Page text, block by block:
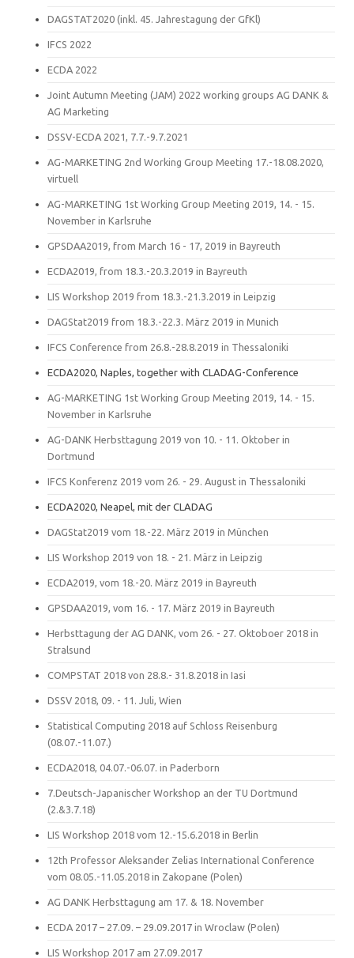
DAGSTAT2020 (inkl. 45. Jahrestagung der GfKl)
IFCS 2022
ECDA 2022
Joint Autumn Meeting (JAM) 2022 working groups AG DANK &
AG Marketing
DSSV-ECDA 2021, 7.7.-9.7.2021
AG-MARKETING 2nd Working Group Meeting 17.-18.08.2020,
virtuell
AG-MARKETING 1st Working Group Meeting 2019, 14. - 15.
November in Karlsruhe
GPSDAA2019, from March 16 - 17, 2019 in Bayreuth
ECDA2019, from 18.3.-20.3.2019 in Bayreuth
LIS Workshop 2019 from 18.3.-21.3.2019 in Leipzig
DAGStat2019 from 18.3.-22.3. März 2019 in Munich
IFCS Conference from 26.8.-28.8.2019 in Thessaloniki
ECDA2020, Naples, together with CLADAG-Conference
AG-MARKETING 1st Working Group Meeting 2019, 14. - 15.
November in Karlsruhe
AG-DANK Herbsttagung 2019 von 10. - 11. Oktober in
Dortmund
IFCS Konferenz 2019 vom 26. - 29. August in Thessaloniki
ECDA2020, Neapel, mit der CLADAG
DAGStat2019 vom 18.-22. März 2019 in München
LIS Workshop 2019 von 18. - 21. März in Leipzig
ECDA2019, vom 18.-20. März 2019 in Bayreuth
GPSDAA2019, vom 16. - 17. März 2019 in Bayreuth
Herbsttagung der AG DANK, vom 26. - 27. Oktoboer 2018 in
Stralsund
COMPSTAT 2018 von 28.8.- 31.8.2018 in Iasi
DSSV 2018, 09. - 11. Juli, Wien
Statistical Computing 2018 auf Schloss Reisenburg
(08.07.-11.07.)
ECDA2018, 04.07.-06.07. in Paderborn
7.Deutsch-Japanischer Workshop an der TU Dortmund
(2.&3.7.18)
LIS Workshop 2018 vom 12.-15.6.2018 in Berlin
12th Professor Aleksander Zelias International Conference
vom 08.05.-11.05.2018 in Zakopane (Polen)
AG DANK Herbsttagung am 17. & 18. November
ECDA 2017 – 27.09. – 29.09.2017 in Wroclaw (Polen)
LIS Workshop 2017 am 27.09.2017